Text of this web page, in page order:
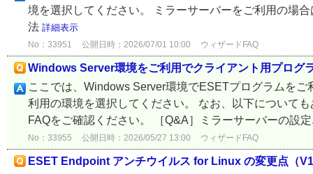
境を選択してください。 ミラーサーバーをご利用の場
法 詳細表示
No：33951 公開日時：2026/07/01 10:00 ウィザードFAQ
Windows Server環境をご利用でクライアント用プログ
ここでは、Windows Server環境でESETプログラムを
利用の環境を選択してください。 なお、以下について
FAQをご確認ください。 ［Q&A］ミラーサーバーの設
No：33955 公開日時：2026/05/27 13:00 ウィザードFAQ
ESET Endpoint アンチウイルス for Linux の変更点（